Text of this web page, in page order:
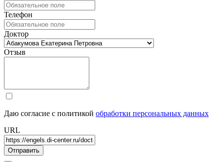
Телефон
Доктор
Отзыв
Даю согласие с политикой обработки персональных данных
URL